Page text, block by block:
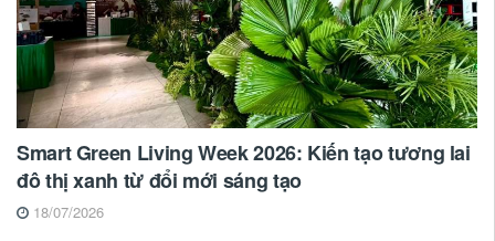
Smart Green Living Week 2026: Kiến tạo tương lai
đô thị xanh từ đổi mới sáng tạo
18/07/2026